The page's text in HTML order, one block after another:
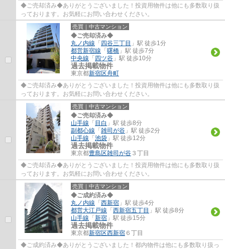
◆ご売却済み◆ありがとうございました！投資用物件は他にも多数取り扱
っております。お気軽にお問い合わせください。
売買｜中古マンション
◆ご売却済み◆
丸ノ内線 「四谷三丁目 」駅 徒歩1分
都営新宿線 「曙橋 」駅 徒歩7分
中央線 「四ツ谷 」駅 徒歩10分
過去掲載物件
東京都新宿区舟町
◆ご売却済み◆ありがとうございました！投資用物件は他にも多数取り扱
っております。お気軽にお問い合わせください。
売買｜中古マンション
◆ご売却済み◆
山手線 「目白 」駅 徒歩8分
副都心線 「雑司が谷 」駅 徒歩2分
山手線 「池袋 」駅 徒歩12分
過去掲載物件
東京都豊島区雑司が谷 ３丁目
◆ご売却済み◆ありがとうございました！投資用物件は他にも多数取り扱
っております。お気軽にお問い合わせください。
売買｜中古マンション
◆ご成約済み◆
丸ノ内線 「西新宿 」駅 徒歩4分
都営大江戸線 「西新宿五丁目 」駅 徒歩8分
山手線 「新宿 」駅 徒歩15分
過去掲載物件
東京都新宿区西新宿 ６丁目
◆ご成約済み◆ありがとうございました！都内物件は他にも多数取り扱っ